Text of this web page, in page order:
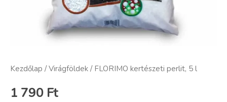
Kezdőlap /Virágföldek / FLORIMO kertészeti perlit, 5 l
1 790 Ft